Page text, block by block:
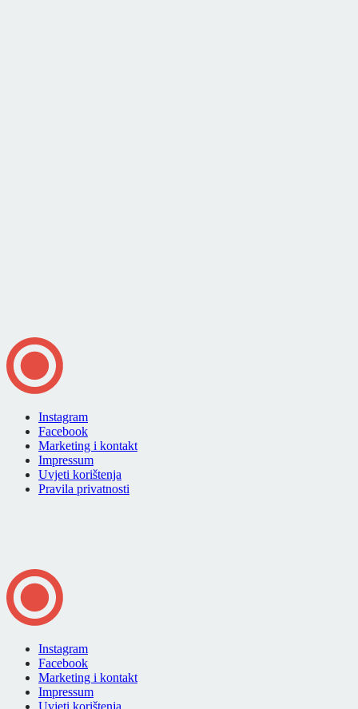
Instagram
Facebook
Marketing i kontakt
Impressum
Uvjeti korištenja
Pravila privatnosti
Instagram
Facebook
Marketing i kontakt
Impressum
Uvjeti korištenja